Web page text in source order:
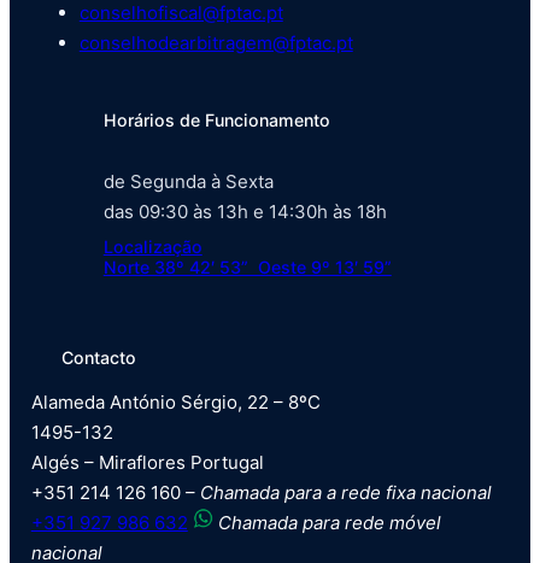
conselhofiscal@fptac.pt
conselhodearbitragem@fptac.pt
Horários de Funcionamento
de Segunda à Sexta
das 09:30 às 13h e 14:30h às 18h
Localização
Norte 38º 42′ 53” Oeste 9º 13′ 59”
Contacto
Alameda António Sérgio, 22 – 8ºC
1495-132
Algés – Miraflores Portugal
+351 214 126 160 – Chamada para a rede fixa nacional
+351 927 986 632
Chamada para rede móvel
nacional